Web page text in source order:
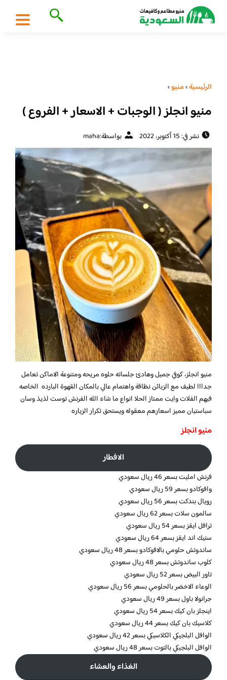
الرئيسية›منيو›
منيو انجلز ( الوجبات + الاسعار + الفروع )
نشر في: 15 أكتوبر، 2022 بواسطة:maha
منيو انجلز، كوفي جميل وهادئ جلساته حلوه مريحه ومتنوعة الاماكن تعامل
جدااا لطيف مع الزبائن نظافة واهتمام عالي بالمكان القهوة البارده الخاصه
فيهم الفلات وايت ممتاز الحلا انواع ما شاء الله الفرنش توست لذيذ وسان
سباستيان مميز اسعارهم معقوله ويستحق تكرار الزياره
منيو انجلز
الافطار
فرنش امليت بسعر 46 ريال سعودي
وافوكادو بسعر 59 ريال سعودي
رويال بندكت بسعر 56 ريال سعودي
سالمون سلات بسعر 62 ريال سعودي
ترافل ايقز بسعر 54 ريال سعودي
ستيك اند ايقز بسعر 64 ريال سعودي
ساندوتش حلومي بالافوكادو بسعر 48 ريال سعودي
كلوب ساندوتش بسعر 48 ريال سعودي
تاور البيض بسعر 52 ريال سعودي
الوعاء الاخضر بالحلومي بسعر 56 ريال سعودي
جرانولا باول بسعر 49 ريال سعودي
اينجلز بان كيك بسعر 54 ريال سعودي
كلاسيك بان كيك بسعر 44 ريال سعودي
الوافل البلجيكي الكلاسيكي بسعر 42 ريال سعودي
الوافل البلجيكي بالتوت بسعر 48 ريال سعودي
الغذاء والعشاء